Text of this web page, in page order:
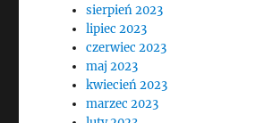
sierpień 2023
lipiec 2023
czerwiec 2023
maj 2023
kwiecień 2023
marzec 2023